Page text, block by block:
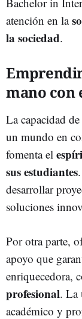
atención en la
la sociedad.
mano con
La capacidad
un mundo en
fomenta el
sus estudiantes
desarrollar
soluciones
Por otra parte,
apoyo que
enriquecedora,
profesional. La
académico y